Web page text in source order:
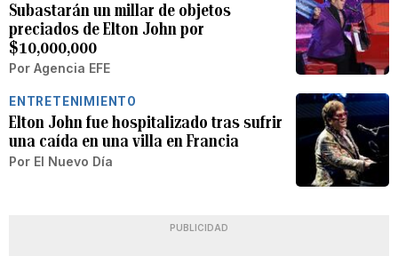
Subastarán un millar de objetos
preciados de Elton John por
$10,000,000
Por Agencia EFE
ENTRETENIMIENTO
Elton John fue hospitalizado tras sufrir
una caída en una villa en Francia
Por El Nuevo Día
PUBLICIDAD